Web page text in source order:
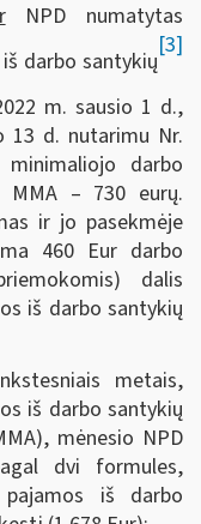
NPD numatytas
darbo santykių
[3]
m. sausio 1 d.,
13 d. nutarimu Nr.
darbo
MMA – 730 eurų.
ir jo pasekmėje
460 Eur darbo
dalis
iš darbo santykių
metais,
iš darbo santykių
mėnesio NPD
dvi formules,
iš darbo